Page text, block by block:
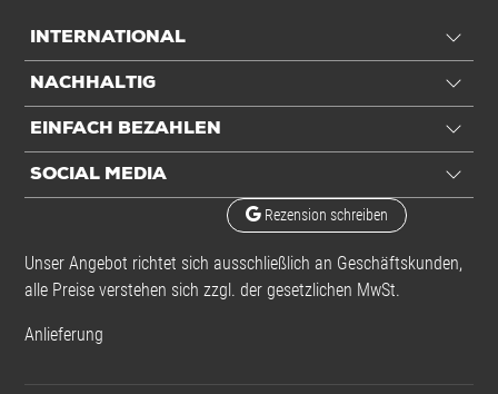
INTERNATIONAL
NACHHALTIG
EINFACH BEZAHLEN
SOCIAL MEDIA
Rezension schreiben
Unser Angebot richtet sich ausschließlich an Geschäftskunden,
alle Preise verstehen sich zzgl. der gesetzlichen MwSt.
Anlieferung